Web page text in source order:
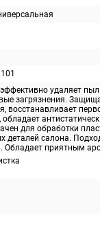
удаляет
загрязнения.
восстанавливает
обладает
для обработки
деталей салона.
Обладает приятным